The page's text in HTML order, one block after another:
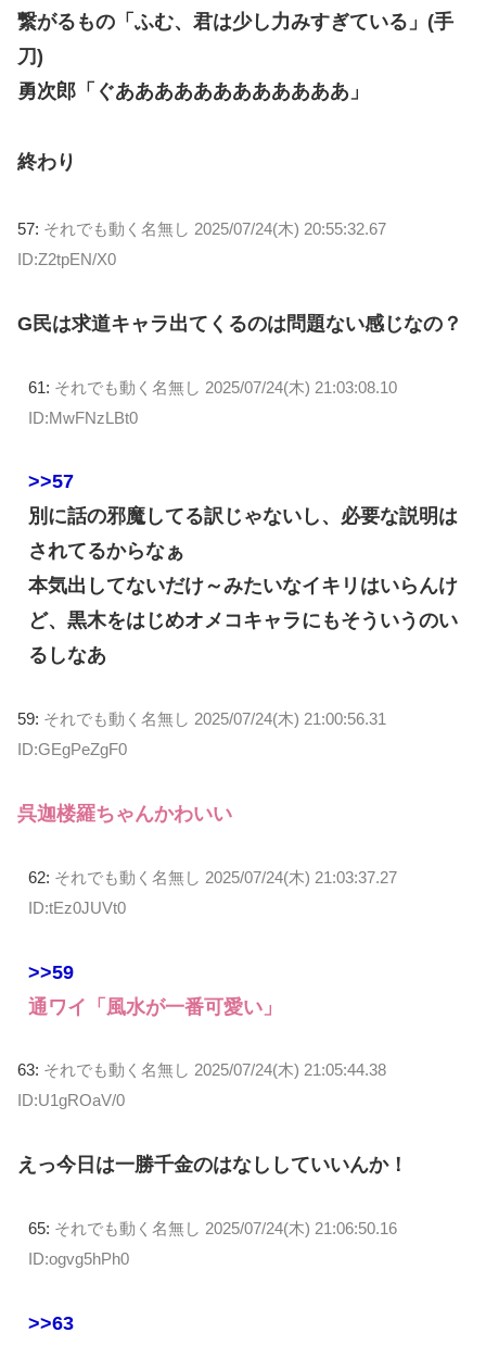
繋がるもの「ふむ、君は少し力みすぎている」(手
刀)
勇次郎「ぐああああああああああああ」
終わり
57: それでも動く名無し 2025/07/24(木) 20:55:32.67
ID:Z2tpEN/X0
G民は求道キャラ出てくるのは問題ない感じなの？
61: それでも動く名無し 2025/07/24(木) 21:03:08.10
ID:MwFNzLBt0
>>57
別に話の邪魔してる訳じゃないし、必要な説明は
されてるからなぁ
本気出してないだけ～みたいなイキリはいらんけ
ど、黒木をはじめオメコキャラにもそういうのい
るしなあ
59: それでも動く名無し 2025/07/24(木) 21:00:56.31
ID:GEgPeZgF0
呉迦楼羅ちゃんかわいい
62: それでも動く名無し 2025/07/24(木) 21:03:37.27
ID:tEz0JUVt0
>>59
通ワイ「風水が一番可愛い」
63: それでも動く名無し 2025/07/24(木) 21:05:44.38
ID:U1gROaV/0
えっ今日は一勝千金のはなししていいんか！
65: それでも動く名無し 2025/07/24(木) 21:06:50.16
ID:ogvg5hPh0
>>63